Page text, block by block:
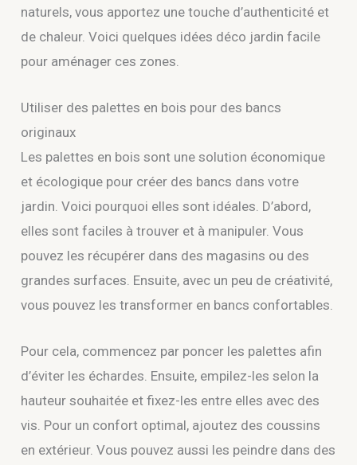
naturels, vous apportez une touche d’authenticité et
de chaleur. Voici quelques idées déco jardin facile
pour aménager ces zones.
Utiliser des palettes en bois pour des bancs
originaux
Les palettes en bois sont une solution économique
et écologique pour créer des bancs dans votre
jardin. Voici pourquoi elles sont idéales. D’abord,
elles sont faciles à trouver et à manipuler. Vous
pouvez les récupérer dans des magasins ou des
grandes surfaces. Ensuite, avec un peu de créativité,
vous pouvez les transformer en bancs confortables.
Pour cela, commencez par poncer les palettes afin
d’éviter les échardes. Ensuite, empilez-les selon la
hauteur souhaitée et fixez-les entre elles avec des
vis. Pour un confort optimal, ajoutez des coussins
en extérieur. Vous pouvez aussi les peindre dans des